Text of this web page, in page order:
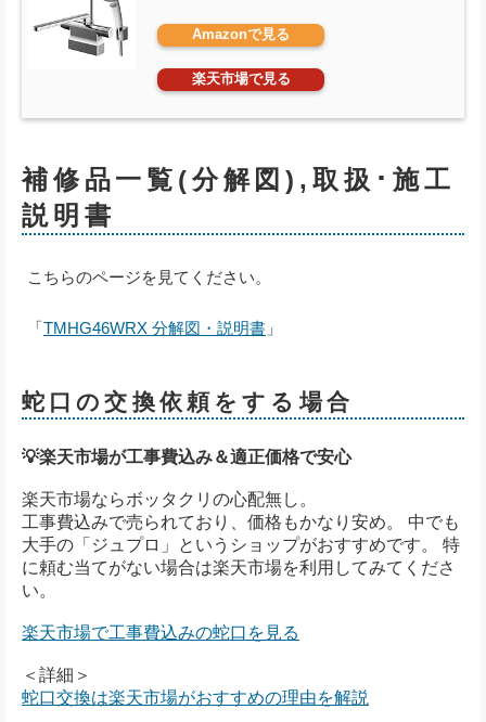
Amazonで見る
楽天市場で見る
補修品一覧(分解図),取扱･施工
説明書
こちらのページを見てください。
「 TMHG46WRX 分解図・説明書 」
蛇口の交換依頼をする場合
💡楽天市場が工事費込み＆適正価格で安心
楽天市場ならボッタクリの心配無し。
工事費込みで売られており、価格もかなり安め。 中でも
大手の「ジュプロ」というショップがおすすめです。 特
に頼む当てがない場合は楽天市場を利用してみてくださ
い。
楽天市場で工事費込みの蛇口を見る
＜詳細＞
蛇口交換は楽天市場がおすすめの理由を解説